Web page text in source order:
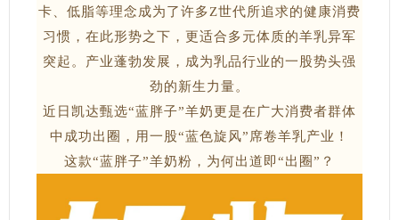
卡、低脂等理念成为了许多Z世代所追求的健康消费
习惯，在此形势之下，更适合多元体质的羊乳异军
突起。产业蓬勃发展，成为乳品行业的一股势头强
劲的新生力量。
近日凯达甄选“蓝胖子”羊奶更是在广大消费者群体
中成功出圈，用一股“蓝色旋风”席卷羊乳产业！
这款“蓝胖子”羊奶粉，为何出道即“出圈”？